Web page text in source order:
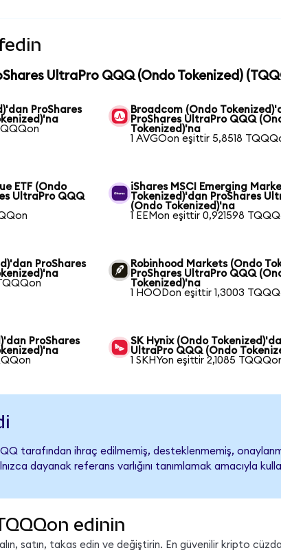
UltraPro QQQ (Ondo Tokenized)
ProShares
Broadcom (Ondo
ProShares UltraPro QQQ
Tokenized)'na
1 AVGOon eşittir 5,8518
ETF (Ondo
UltraPro QQQ
iShares MSCI Emerging
Tokenized)'dan ProShares
(Ondo Tokenized)'na
1 EEMon eşittir 0,921598
ProShares
Robinhood Markets (Ondo
ProShares UltraPro QQQ
Tokenized)'na
1 HOODon eşittir 1,3003
ProShares
SK Hynix (Ondo
UltraPro QQQ (Ondo
1 SKHYon eşittir 2,1085
tarafından ihraç edilmemiş, desteklenmemiş,
dayanak referans varlığını tanımlamak amacıyla
edinin
satın, takas edin ve değiştirin. En güvenilir kripto